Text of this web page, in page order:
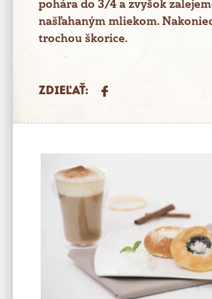
pohára do 3/4 a zvyšok
našľahaným mliekom.
trochou škorice.
ZDIEĽAŤ: